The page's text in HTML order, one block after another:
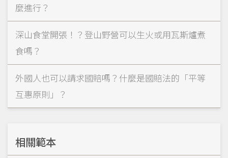
麼進行？
深山食堂開張！？登山野營可以生火或用瓦斯爐煮
食嗎？
外國人也可以請求國賠嗎？什麼是國賠法的「平等
互惠原則」？
相關範本